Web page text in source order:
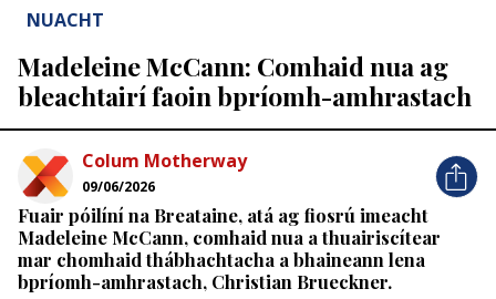
NUACHT
Madeleine McCann: Comhaid nua ag
bleachtairí faoin bpríomh-amhrastach
Colum Motherway
09/06/2026
Fuair ​​póilíní na Breataine, atá ag fiosrú imeacht
Madeleine McCann, comhaid nua a thuairiscítear
mar chomhaid thábhachtacha a bhaineann lena
bpríomh-amhrastach, Christian Brueckner.